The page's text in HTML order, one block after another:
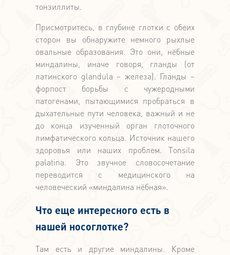
тонзиллиты.
Присмотритесь, в глубине глотки с обеих
сторон вы обнаружите немного рыхлые
овальные образования. Это они, нёбные
миндалины, иначе говоря, гланды (от
латинского glandula – железа). Гланды –
форпост борьбы с чужеродными
патогенами, пытающимися пробраться в
дыхательные пути человека, важный и не
до конца изученный орган глоточного
лимфатического кольца. Источник нашего
здоровья или наших проблем. Тonsila
palatina. Это звучное словосочетание
переводится с медицинского на
человеческий «миндалина нёбная».
Что еще интересного есть в
нашей носоглотке?
Там есть и другие миндалины. Кроме